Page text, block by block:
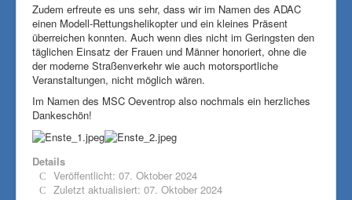
Zudem erfreute es uns sehr, dass wir im Namen des ADAC
einen Modell-Rettungshelikopter und ein kleines Präsent
überreichen konnten. Auch wenn dies nicht im Geringsten den
täglichen Einsatz der Frauen und Männer honoriert, ohne die
der moderne Straßenverkehr wie auch motorsportliche
Veranstaltungen, nicht möglich wären.
Im Namen des MSC Oeventrop also nochmals ein herzliches
Dankeschön!
Details
Veröffentlicht: 07. Oktober 2024
Zuletzt aktualisiert: 07. Oktober 2024